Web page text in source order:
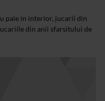
paie in interior, jucarii din
din anii sfarsitului de